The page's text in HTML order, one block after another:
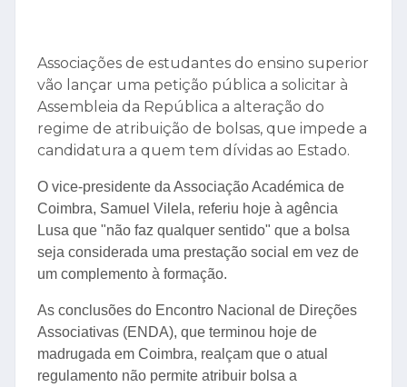
Associações de estudantes do ensino superior
vão lançar uma petição pública a solicitar à
Assembleia da República a alteração do
regime de atribuição de bolsas, que impede a
candidatura a quem tem dívidas ao Estado.
O vice-presidente da Associação Académica de
Coimbra, Samuel Vilela, referiu hoje à agência
Lusa que "não faz qualquer sentido" que a bolsa
seja considerada uma prestação social em vez de
um complemento à formação.
As conclusões do Encontro Nacional de Direções
Associativas (ENDA), que terminou hoje de
madrugada em Coimbra, realçam que o atual
regulamento não permite atribuir bolsa a